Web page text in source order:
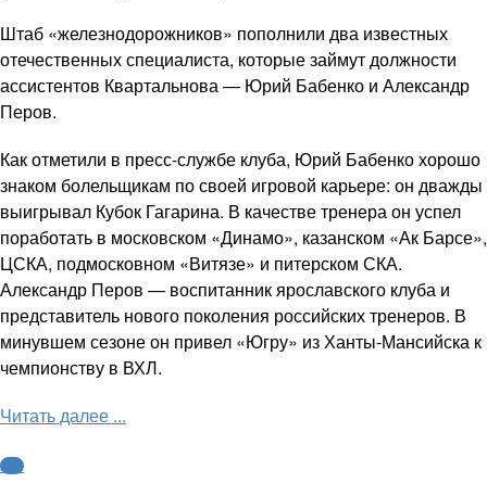
Штаб «железнодорожников» пополнили два известных
отечественных специалиста, которые займут должности
ассистентов Квартальнова — Юрий Бабенко и Александр
Перов.
Как отметили в пресс-службе клуба, Юрий Бабенко хорошо
знаком болельщикам по своей игровой карьере: он дважды
выигрывал Кубок Гагарина. В качестве тренера он успел
поработать в московском «Динамо», казанском «Ак Барсе»,
ЦСКА, подмосковном «Витязе» и питерском СКА.
Александр Перов — воспитанник ярославского клуба и
представитель нового поколения российских тренеров. В
минувшем сезоне он привел «Югру» из Ханты-Мансийска к
чемпионству в ВХЛ.
Читать далее ...
КХЛ